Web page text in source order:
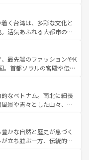
ハワイアンミュージッ
べてがハワイの魅力を彩
見と感動が待っているハ
るウルル（エアーズロッ
やケアンズの熱帯雨林な
カフェやワイン、オージ
おり、サーフィンやダイ
ドア好きにはたまらな
を存分に味わいつくそ
く台湾は、多彩な文化と
活気あふれる大都市の台
湾東部など、都市の喧騒
訪れる人に新しい発見と
奥深い台湾の食文化も魅
、バラエティ豊かな料理
湾情報は コンテンツ一覧を参
最先端のファッションやK
。首都ソウルの宮殿や伝統
の自然美を楽しむことが
絶品のストリートフード
ている。夜には、韓国な
彩な魅力を心ゆくまで味
なお、新着の韓国情報はコンテンツ一
なベトナム。南北に細長
景や青々とした山々、世
ハノイの古い町並みやホ
建物も、独特の雰囲気を
ィの豊かさとおいしさで
ナムコーヒーなどは、ぜ
かな自然と歴史が息づく
立ち並ぶ一方、伝統的な
チェンマイなどの山岳地